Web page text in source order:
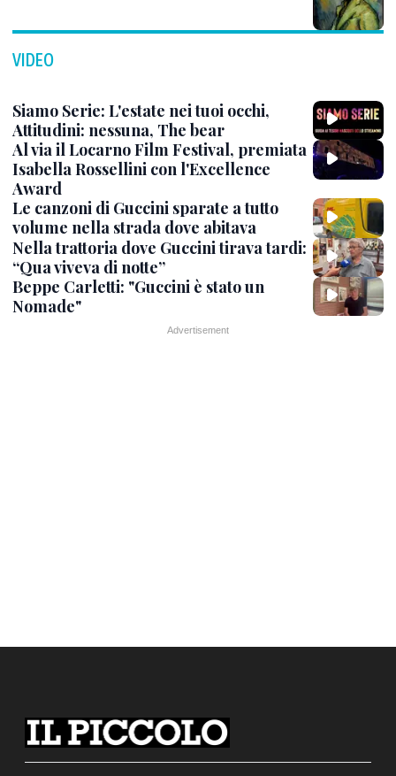
VIDEO
Siamo Serie: L'estate nei tuoi occhi,
Attitudini: nessuna, The bear
Al via il Locarno Film Festival, premiata
Isabella Rossellini con l'Excellence
Award
Le canzoni di Guccini sparate a tutto
volume nella strada dove abitava
Nella trattoria dove Guccini tirava tardi:
“Qua viveva di notte”
Beppe Carletti: "Guccini è stato un
Nomade"